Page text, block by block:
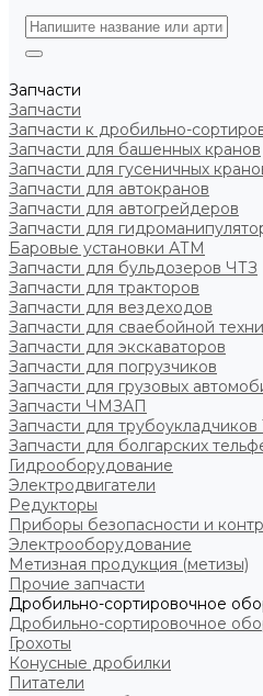
Запчасти
Запчасти
Запчасти к дробильно-
Запчасти для башенных кранов
Запчасти для гусеничных
Запчасти для автокранов
Запчасти для автогрейдеров
Запчасти для
Баровые установки АТМ
Запчасти для бульдозеров ЧТЗ
Запчасти для тракторов
Запчасти для вездеходов
Запчасти для сваебойной
Запчасти для экскаваторов
Запчасти для погрузчиков
Запчасти для грузовых
Запчасти ЧМЗАП
Запчасти для
Запчасти для болгарских
Гидрооборудование
Электродвигатели
Редукторы
Приборы безопасности и
Электрооборудование
Метизная продукция (метизы)
Прочие запчасти
Дробильно-сортировочное
Дробильно-сортировочное
Грохоты
Конусные дробилки
Питатели